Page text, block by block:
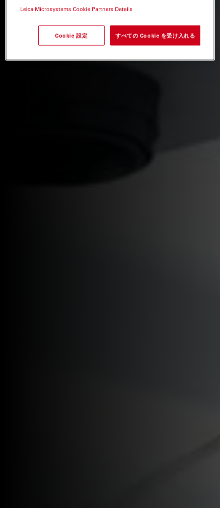
Leica Microsystems Cookie Partners Details
Cookie 設定 すべての Cookie を受け入れる